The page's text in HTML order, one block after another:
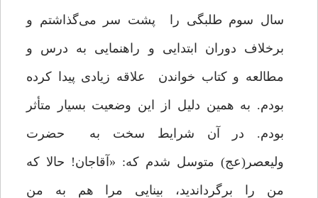
سال سوم طلبگی را پشت سر می‌گذاشتم و
برخلاف دوران ابتدایی و راهنمایی به درس و
مطالعه و کتاب خواندن علاقه زیادی پیدا کرده
بودم. به همین دلیل از این وضعیت بسیار متأثر
بودم. در آن شرایط سخت به حضرت
ولیعصر(عج) متوسل شدم که: «آقاجان! حالا که
من را برگرداندید، بینایی مرا هم به من